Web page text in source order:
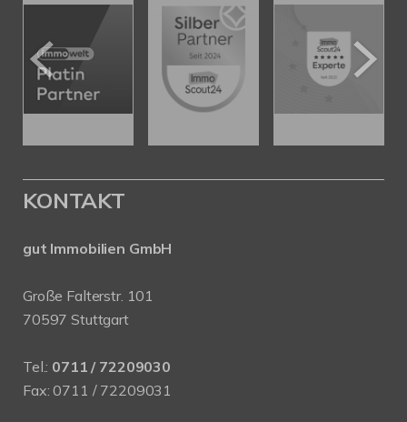
KONTAKT
gut Immobilien GmbH
Große Falterstr. 101
70597 Stuttgart
Tel.: 0711 / 72209030
Fax: 0711 / 72209031